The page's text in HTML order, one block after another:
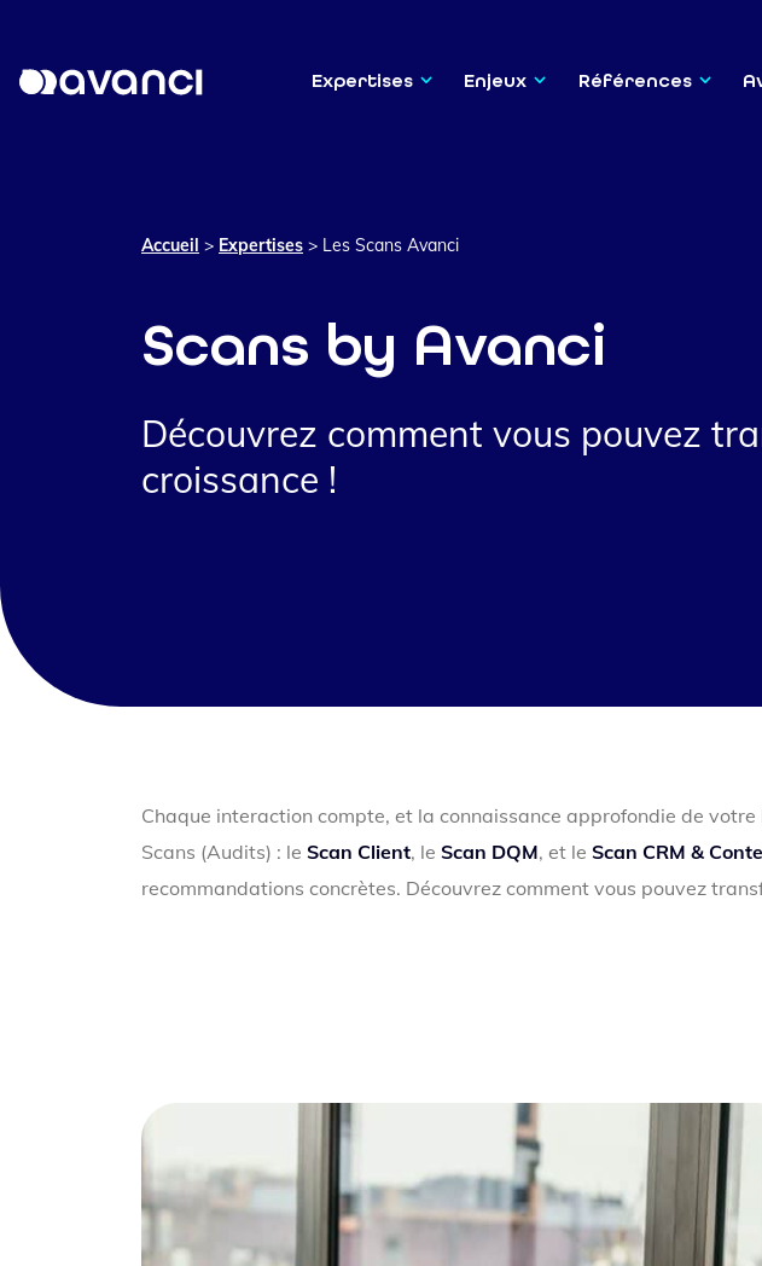
Expertises Enjeux Références
Accueil > Expertises > Les Scans Avanci
Scans by Avanci
Découvrez comment vous pouvez
croissance !
Chaque interaction compte, et la connaissance approfondie de
Scans (Audits) : le Scan Client, le Scan DQM, et le Scan CRM &
recommandations concrètes. Découvrez comment vous pouvez